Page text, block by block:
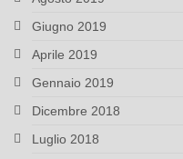
Giugno 2019
Aprile 2019
Gennaio 2019
Dicembre 2018
Luglio 2018